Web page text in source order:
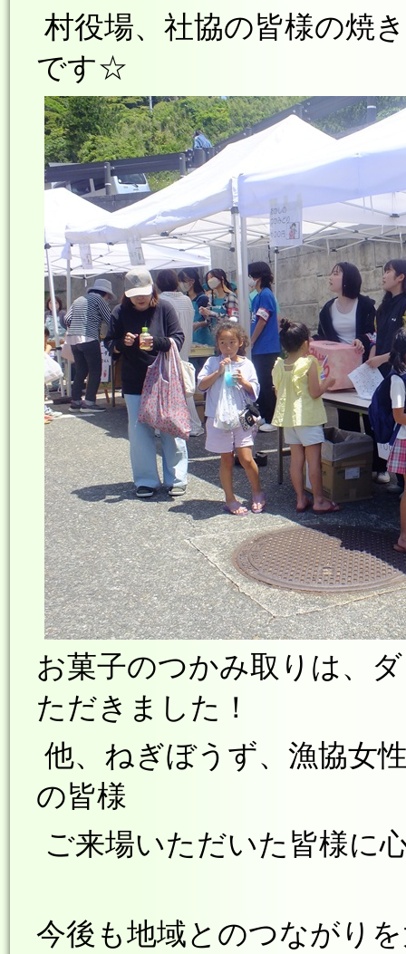
村役場、社協の皆様の焼
です☆
お菓子のつかみ取りは、
ただきました！
他、ねぎぼうず、漁協女
の皆様
ご来場いただいた皆様に
今後も地域とのつながり